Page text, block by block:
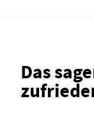
Das